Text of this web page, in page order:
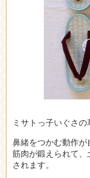
ミサトっ子いぐさの
鼻緒をつかむ動作
筋肉が鍛えられて、
されます。